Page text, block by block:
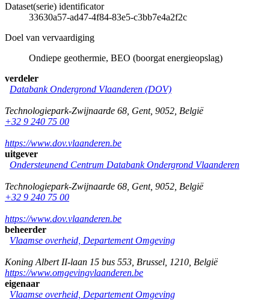
Dataset(serie) identificator
33630a57-ad47-4f84-83e5-c3bb7e4a2f2c
Doel van vervaardiging
Ondiepe geothermie, BEO (boorgat energieopslag)
verdeler
Databank Ondergrond Vlaanderen (DOV)
Technologiepark-Zwijnaarde 68 Gent, 9052 België
+32 9 240 75 00
https://www.dov.vlaanderen.be
uitgever
Ondersteunend Centrum Databank Ondergrond Vlaanderen
Technologiepark-Zwijnaarde 68 Gent, 9052 België
+32 9 240 75 00
https://www.dov.vlaanderen.be
beheerder
Vlaamse overheid, Departement Omgeving
Koning Albert II-laan 15 bus 553 Brussel 1210 België
https://www.omgevingvlaanderen.be
eigenaar
Vlaamse overheid, Departement Omgeving